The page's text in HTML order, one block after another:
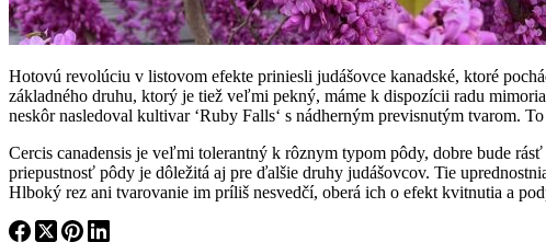
Hotovú revolúciu v listovom efekte priniesli judášovce kanadské, ktoré
základného druhu, ktorý je tiež veľmi pekný, máme k dispozícii radu
neskôr nasledoval kultivar ‘Ruby Falls‘ s nádherným previsnutým tvarom.
Cercis canadensis je veľmi tolerantný k rôznym typom pôdy, dobre bude
priepustnosť pôdy je dôležitá aj pre ďalšie druhy judášovcov. Tie
Hlboký rez ani tvarovanie im príliš nesvedčí, oberá ich o efekt kvitnutia a